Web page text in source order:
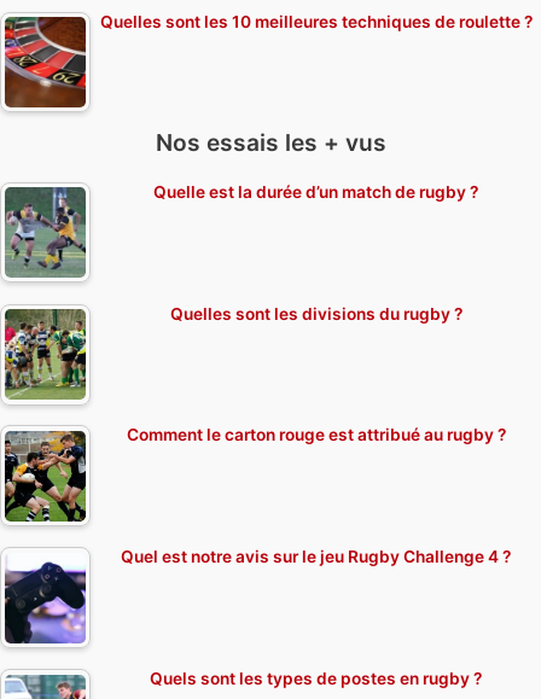
Quelles sont les 10 meilleures techniques de roulette ?
Nos essais les + vus
Quelle est la durée d’un match de rugby ?
Quelles sont les divisions du rugby ?
Comment le carton rouge est attribué au rugby ?
Quel est notre avis sur le jeu Rugby Challenge 4 ?
Quels sont les types de postes en rugby ?